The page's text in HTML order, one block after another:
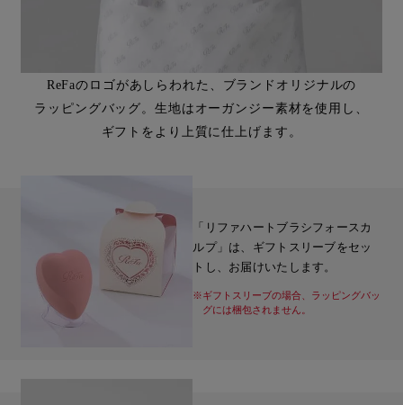
ReFaのロゴがあしらわれた、ブランドオリジナルの
ラッピングバッグ。生地はオーガンジー素材を使用し、
ギフトをより上質に仕上げます。
「リファハートブラシフォースカ
ルプ」は、ギフトスリーブをセッ
トし、お届けいたします。
※ギフトスリーブの場合、ラッピングバッ
グには梱包されません。